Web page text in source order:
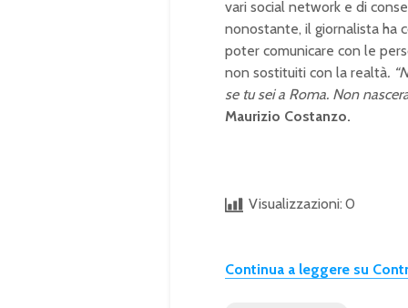
vari social network e di
nonostante, il giornalista ha
poter comunicare con le
non sostituiti con la realtà.
se tu sei a Roma. Non
Maurizio Costanzo.
Visualizzazioni: 0
Continua a leggere su